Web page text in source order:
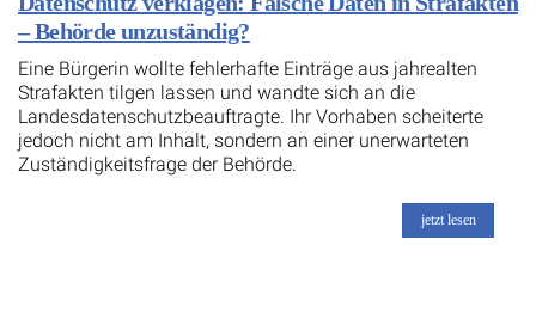
– Behörde unzuständig?
Eine Bürgerin wollte fehlerhafte Einträge aus jahrealten
Strafakten tilgen lassen und wandte sich an die
Landesdatenschutzbeauftragte. Ihr Vorhaben scheiterte
jedoch nicht am Inhalt, sondern an einer unerwarteten
Zuständigkeitsfrage der Behörde.
jetzt lesen